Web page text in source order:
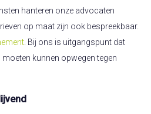
hanteren onze advocaten
op maat zijn ook bespreekbaar.
. Bij ons is uitgangspunt dat
kunnen opwegen tegen